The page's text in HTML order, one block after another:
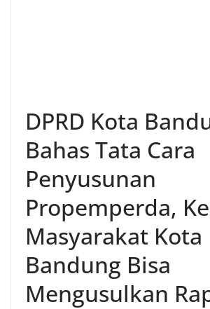
DPRD Kota
Bahas Tata Cara
Penyusunan
Propemperda,
Masyarakat Kota
Bandung Bisa
Mengusulkan